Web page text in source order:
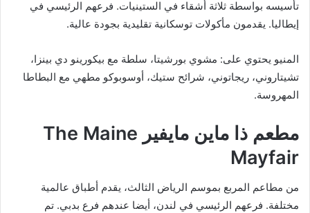
تأسيسه بواسطة ثلاثة أشقاء في الستينيات. فرعهم الرئيسي في
إيطاليا. يقدمون مأكولات توسكانية تقليدية بجودة عالية.
المنيو يحتوي على: مشوي بورشيتا، سلطة مع بيكورينو دي بينزا،
تشيتاروني، ريجاتوني، شرائح ستيك، أوسوبوكو مطهي مع البطاطا
المهروسة.
مطعم ذا ماين مايفير The Maine
Mayfair
من مطاعم المربع بموسم الرياض الثالث، يقدم أطباق عالمية
مختلفة. فرعهم الرئيسي في لندن، أيضا عندهم فرع بدبي. تم